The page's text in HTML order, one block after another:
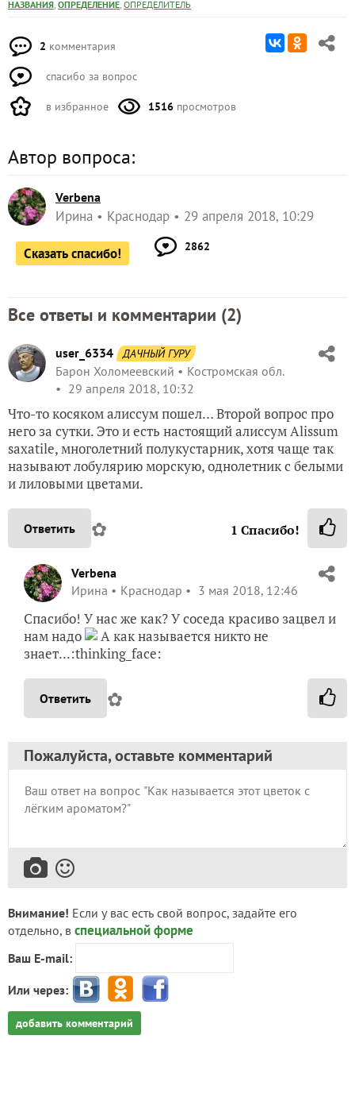
НАЗВАНИЯ, ОПРЕДЕЛЕНИЕ, ОПРЕДЕЛИТЕЛЬ
2 комментария
спасибо за вопрос
в избранное 1516 просмотров
Автор вопроса:
Verbena
Ирина Краснодар 29 апреля 2018, 10:29
Сказать спасибо! 2862
Все ответы и комментарии (2)
user_6334 ДАЧНЫЙ ГУРУ
Барон Холомеевский
Костромская обл.
29 апреля 2018, 10:32
Что-то косяком алиссум пошел… Второй вопрос про
него за сутки. Это и есть настоящий алиссум Alissum
saxatile, многолетний полукустарник, хотя чаще так
называют лобулярию морскую, однолетник с белыми
и лиловыми цветами.
Ответить ✿ 1 Спасибо!
Verbena
Ирина
Краснодар 3 мая 2018, 12:46
Спасибо! У нас же как? У соседа красиво зацвел и
нам надо
А как называется никто не
знает...:thinking_face:
Ответить ✿
Пожалуйста, оставьте комментарий
Внимание! Если у вас есть свой вопрос, задайте его
отдельно, в специальной форме
Ваш E-mail:
Или через:
добавить комментарий